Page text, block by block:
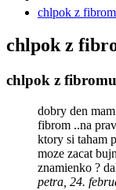
chlpok z
chlpok z
chlpok z fibromu
dobry den
fibrom ..na
ktory si taham
moze zacat
znamienko ?
petra, 24.